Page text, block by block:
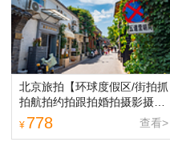
北京旅拍【环球度假区/街拍抓
拍航拍约拍跟拍婚拍摄影摄像/
多语言翻译】
¥ 778 查看>